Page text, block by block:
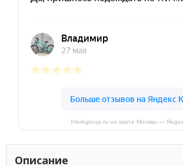
IHerbgroup.ru на карте Москвы —
Описание